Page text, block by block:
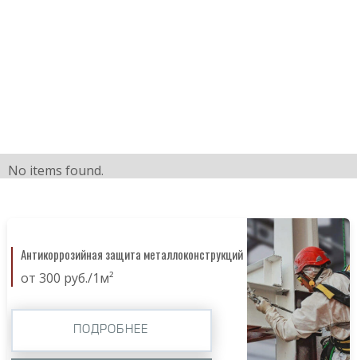
No items found.
Антикоррозийная защита металлоконструкций
от 300 руб./1м²
ПОДРОБНЕЕ